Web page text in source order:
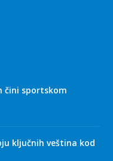
čini sportskom
ključnih veština kod